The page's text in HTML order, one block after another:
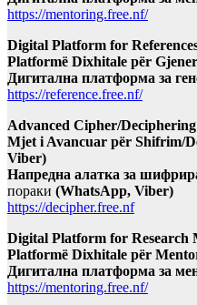
https://mentoring.free.nf/
Digital Platform for
Platformë Dixhitale për
Дигитална платформа за
https://reference.free.nf/
Advanced Cipher/
Mjet i Avancuar për Shifrim/
Viber)
Напредна алатка за
пораки (WhatsApp, Viber)
https://decipher.free.nf
Digital Platform for Research
Platformë Dixhitale për
Дигитална платформа за
https://mentoring.free.nf/